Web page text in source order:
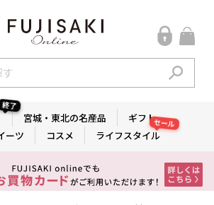
終了
宮城・東北の名産品
ギフト
ーツ
コスメ ライフスタイル
セール